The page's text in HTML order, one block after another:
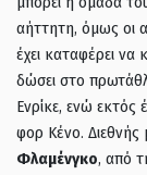
αήττητη, όμως οι
έχει καταφέρει να
δώσει στο
Ενρίκε, ενώ εκτός
φορ Κένο. Διεθνής
Φλαμένγκο, από